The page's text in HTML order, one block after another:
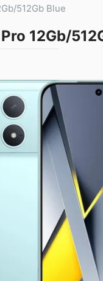
512Gb Blue
12Gb/